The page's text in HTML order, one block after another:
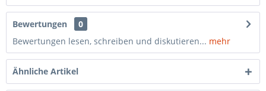
Bewertungen
0
Bewertungen lesen, schreiben und diskutieren... mehr
Ähnliche Artikel